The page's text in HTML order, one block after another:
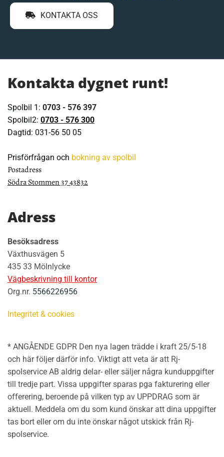
KONTAKTA OSS
Kontakta dygnet runt!
Spolbil 1: 0703 - 576 397
Spolbil2: 0703 - 576 300
Dagtid: 031-56 50 05
Prisförfrågan och bokning av spolbil
Postadress
Södra Stommen 37 43832
Adress
Besöksadress
Växthusvägen 5
435 33 Mölnlycke
Vägbeskrivning till kontor
Org.nr. 5566226956
Integritet & cookies
* ANGÅENDE GDPR Den nya lagen trädde i kraft 25/5-18
och här följer därför info. Viktigt att veta är att Rj-
spolservice AB aldrig delar- eller säljer några kunduppgifter
till tredje part. Vissa uppgifter sparas pga fakturering eller
offerering, beroende på vilken typ av UPPDRAG som är
aktuell. Meddela om du som kund önskar att dina uppgifter
tas bort eller om du inte önskar något utskick från Rj-
spolservice.